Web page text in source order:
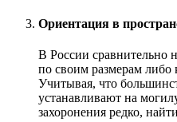
Ориентация в
В России сравнительно
по своим размерам
Учитывая, что
устанавливают на
захоронения редко,